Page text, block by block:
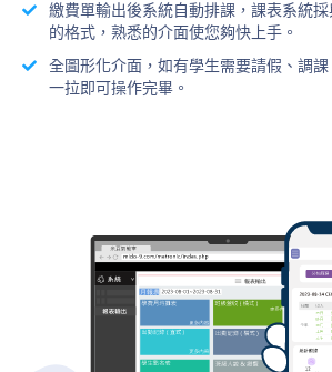
繳費單輸出後系統自動排課，課表系統
的格式，熟悉的介面使您夠快上手。
全圖形化介面，如有學生需要請假、調
一拉即可操作完畢。